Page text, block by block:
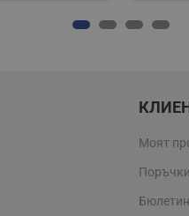
Моят
Поръчки
Бюлетин